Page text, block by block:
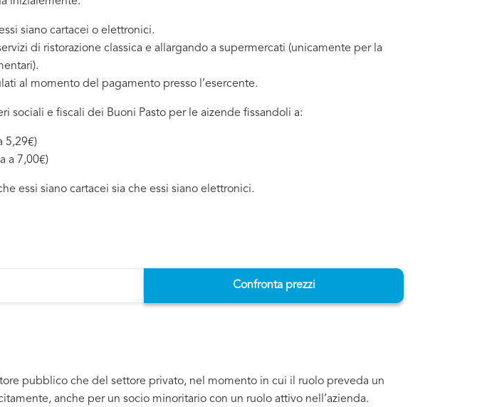
siano cartacei o elettronici.
di ristorazione classica e allargando a supermercati (unicamente per la
al momento del pagamento presso l’esercente.
e fiscali dei Buoni Pasto per le aizende fissandoli a:
5,29€)
a 7,00€)
essi siano cartacei sia che essi siano elettronici.
Confronta prezzi
pubblico che del settore privato, nel momento in cui il ruolo preveda un
anche per un socio minoritario con un ruolo attivo nell’azienda.